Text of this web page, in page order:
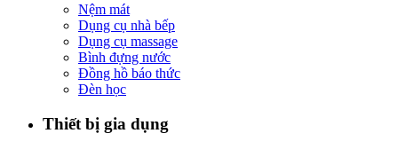
Nệm mát
Dụng cụ nhà bếp
Dụng cụ massage
Bình đựng nước
Đồng hồ báo thức
Đèn học
Thiết bị gia dụng